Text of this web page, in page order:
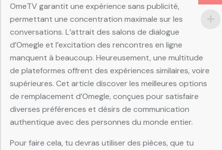
OmeTV garantit une expérience sans publicité,
permettant une concentration maximale sur les
conversations. L’attrait des salons de dialogue
d’Omegle et l’excitation des rencontres en ligne
manquent à beaucoup. Heureusement, une multitude
de plateformes offrent des expériences similaires, voire
supérieures. Cet article discover les meilleures options
de remplacement d’Omegle, conçues pour satisfaire
diverses préférences et désirs de communication
authentique avec des personnes du monde entier.
Pour faire cela, tu devras utiliser des pièces, que tu